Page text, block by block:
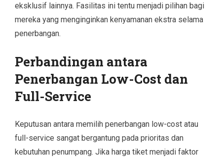
eksklusif lainnya. Fasilitas ini tentu menjadi pilihan bagi
mereka yang menginginkan kenyamanan ekstra selama
penerbangan.
Perbandingan antara
Penerbangan Low-Cost dan
Full-Service
Keputusan antara memilih penerbangan low-cost atau
full-service sangat bergantung pada prioritas dan
kebutuhan penumpang. Jika harga tiket menjadi faktor